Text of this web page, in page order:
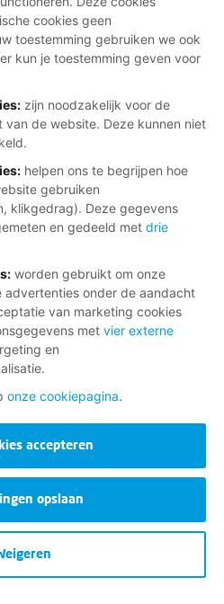
cookies geen
toestemming gebruiken we ook
kun je toestemming geven voor
zijn noodzakelijk voor de
van de website. Deze kunnen niet
: helpen ons te begrijpen hoe
gebruiken
klikgedrag). Deze gegevens
en gedeeld met drie
: worden gebruikt om onze
advertenties onder de aandacht
van marketing cookies
met vier externe
en
onze cookiepagina.
accepteren
opslaan